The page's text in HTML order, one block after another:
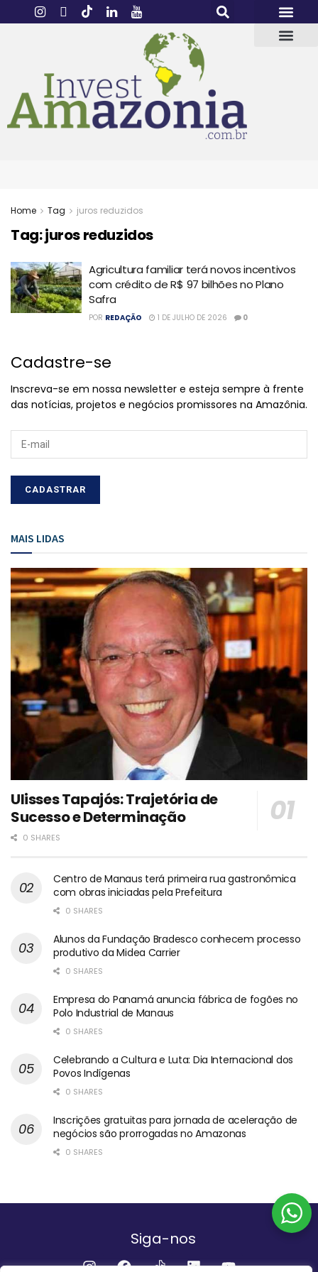
Home Tag juros reduzidos
Tag:juros reduzidos
Agricultura familiar terá novos incentivos
com crédito de R$ 97 bilhões no Plano
Safra
POR REDAÇÃO 1 DE JULHO DE 2026 0
Cadastre-se
Inscreva-se em nossa newsletter e esteja sempre à frente
das notícias, projetos e negócios promissores na Amazônia.
MAIS LIDAS
Ulisses Tapajós: Trajetória de
Sucesso e Determinação
0 SHARES
Centro de Manaus terá primeira rua gastronômica
com obras iniciadas pela Prefeitura
0 SHARES
Alunos da Fundação Bradesco conhecem processo
produtivo da Midea Carrier
0 SHARES
Empresa do Panamá anuncia fábrica de fogões no
Polo Industrial de Manaus
0 SHARES
Celebrando a Cultura e Luta: Dia Internacional dos
Povos Indígenas
0 SHARES
Inscrições gratuitas para jornada de aceleração de
negócios são prorrogadas no Amazonas
0 SHARES
Siga-nos